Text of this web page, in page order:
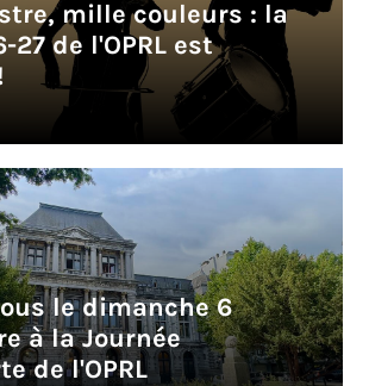
mille couleurs : la
27 de l'OPRL est
le dimanche 6
à la Journée
de l'OPRL